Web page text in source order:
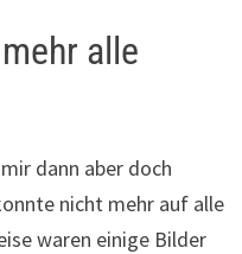
alle
dann aber doch
nicht mehr auf alle
waren einige Bilder